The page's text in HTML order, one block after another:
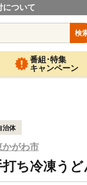
について
検
番組･特集
キャンペーン
治体
かがわ市
打ち冷凍う